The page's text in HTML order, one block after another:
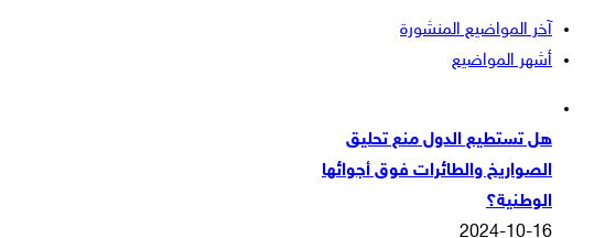
آخر المواضيع المنشورة
أشهر المواضيع
هل تستطيع الدول منع تحليق
الصواريخ والطائرات فوق أجوائها
الوطنية؟
2024-10-16